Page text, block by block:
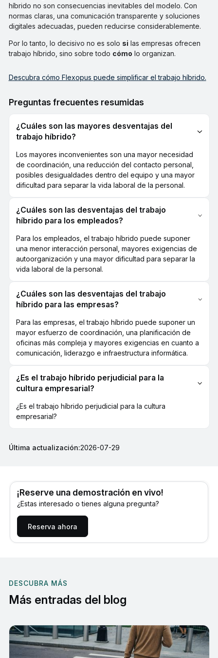
híbrido no son consecuencias inevitables del modelo. Con
normas claras, una comunicación transparente y soluciones
digitales adecuadas, pueden reducirse considerablemente.
Por lo tanto, lo decisivo no es solo si las empresas ofrecen
trabajo híbrido, sino sobre todo cómo lo organizan.
Descubra cómo Flexopus puede simplificar el trabajo híbrido.
Preguntas frecuentes resumidas
¿Cuáles son las mayores desventajas del
trabajo híbrido?
Los mayores inconvenientes son una mayor necesidad
de coordinación, una reducción del contacto personal,
posibles desigualdades dentro del equipo y una mayor
dificultad para separar la vida laboral de la personal.
¿Cuáles son las desventajas del trabajo
híbrido para los empleados?
Para los empleados, el trabajo híbrido puede suponer
una menor interacción personal, mayores exigencias de
autoorganización y una mayor dificultad para separar la
vida laboral de la personal.
¿Cuáles son las desventajas del trabajo
híbrido para las empresas?
Para las empresas, el trabajo híbrido puede suponer un
mayor esfuerzo de coordinación, una planificación de
oficinas más compleja y mayores exigencias en cuanto a
comunicación, liderazgo e infraestructura informática.
¿Es el trabajo híbrido perjudicial para la
cultura empresarial?
¿Es el trabajo híbrido perjudicial para la cultura
empresarial?
Última actualización:2026-07-29
¡Reserve una demostración en vivo!
¿Estas interesado o tienes alguna pregunta?
Reserva ahora
DESCUBRA MÁS
Más entradas del blog